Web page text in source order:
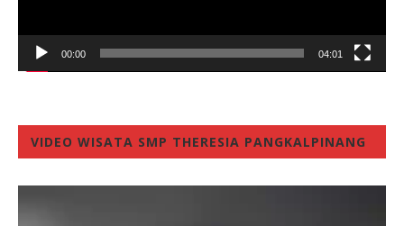
00:00 04:01
VIDEO WISATA SMP THERESIA PANGKALPINANG